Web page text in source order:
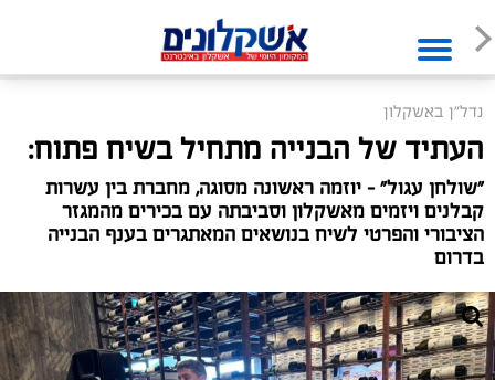
נדל"ן באשקלון
העתיד של הבנייה מתחיל בשיח פתוח:
"שולחן עגול" - יוזמה ראשונה מסוגה, מחברת בין עשרות
קבלנים ויזמים מאשקלון וסביבתה עם בכירים מהמגזר
הציבורי והפרטי לשיח בנושאים המאתגרים בענף הבנייה
בדרום